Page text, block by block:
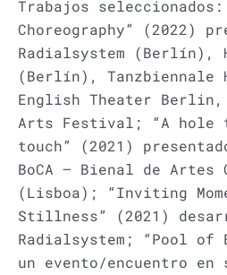
Trabajos
Choreography” (2022)
Radialsystem (Berlín),
(Berlín), Tanzbiennale
English Theater Berlin,
Arts Festival; “A hole
touch” (2021)
BoCA – Bienal de Artes
(Lisboa); “Inviting
Stillness” (2021)
Radialsystem; “Pool of
un evento/encuentro en